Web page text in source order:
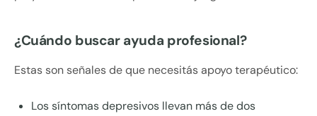
¿Cuándo buscar ayuda profesional?
Estas son señales de que necesitás apoyo terapéutico:
Los síntomas depresivos llevan más de dos